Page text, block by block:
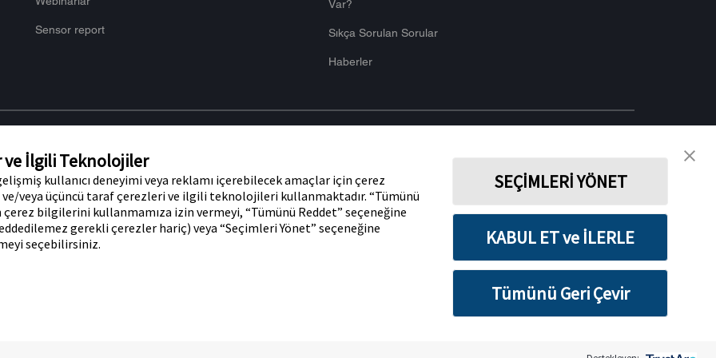
Sensor report
Var?​
Sıkça Sorulan Sorular
Haberler
Gizlilik Politikası Çerez Politikası Kullanım Koşulları Çerez Tercihleri
markalarıdır. Diğer ticari
ticari markası, ticari adı veya
şirketin ürün veya
yer alan bilgiler, Türkiye’de
yalnızca açıklama amaçlıdır.
ve İlgili Teknolojiler
kullanıcı deneyimi veya reklamı içerebilecek amaçlar için çerez
ve/veya üçüncü taraf çerezleri ve ilgili teknolojileri kullanmaktadır. “Tümünü
bilgilerini kullanmamıza izin vermeyi, “Tümünü Reddet” seçeneğine
gerekli çerezler hariç) veya “Seçimleri Yönet” seçeneğine
seçebilirsiniz.
SEÇİMLERİ YÖNET
KABUL ET ve İLERLE
Tümünü Geri Çevir